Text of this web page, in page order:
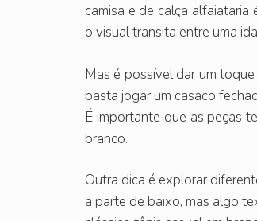
camisa e de calça alfaiataria
o visual transita entre uma
Mas é possível dar um
basta jogar um casaco
É importante que as peças
branco.
Outra dica é explorar
a parte de baixo, mas algo